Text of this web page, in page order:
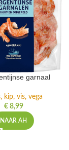
garnaal
kip, vis, vega
€8,99
NAAR AH